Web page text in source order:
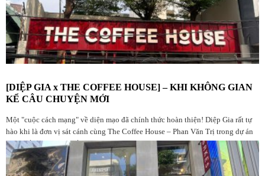
[DIỆP GIA x THE COFFEE HOUSE] – KHI KHÔNG GIAN
KỂ CÂU CHUYỆN MỚI
Một "cuộc cách mạng" về diện mạo đã chính thức hoàn thiện! Diệp Gia rất tự
hào khi là đơn vị sát cánh cùng The Coffee House – Phan Văn Trị trong dự án
nâng cấp không gian lần này